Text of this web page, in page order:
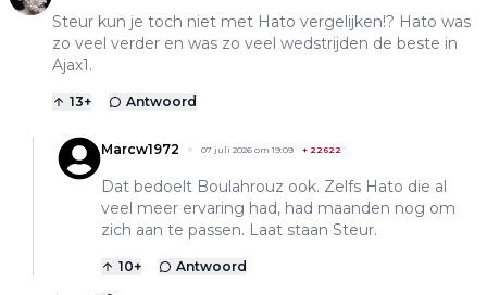
Steur kun je toch niet met Hato vergelijken!? Hato was
zo veel verder en was zo veel wedstrijden de beste in
Ajax1.
13+ Antwoord
Marcw1972 07 juli 2026 om 19:09 + 22622
Dat bedoelt Boulahrouz ook. Zelfs Hato die al
veel meer ervaring had, had maanden nog om
zich aan te passen. Laat staan Steur.
10+ Antwoord